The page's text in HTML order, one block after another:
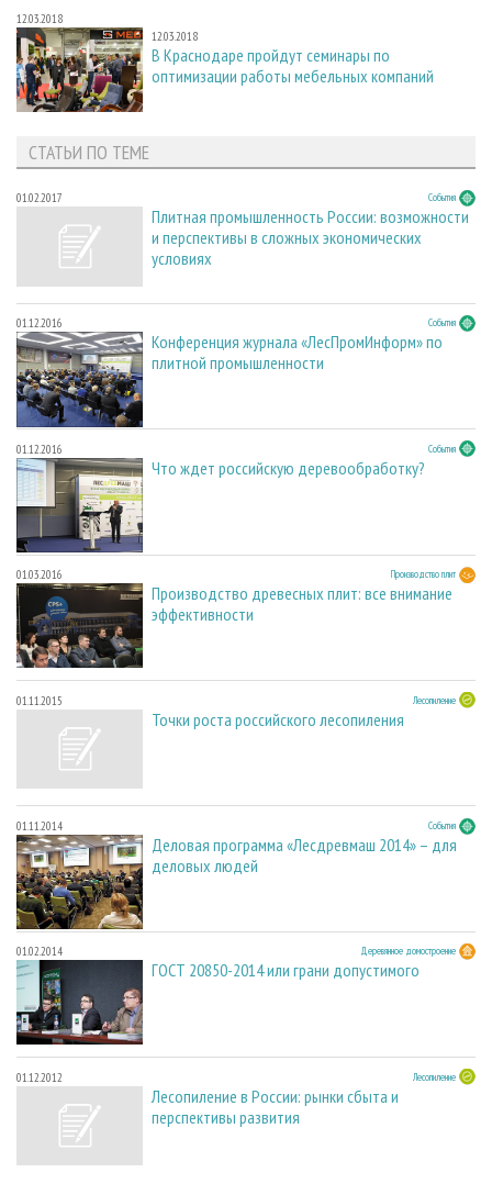
12.03.2018
12.03.2018
В Краснодаре пройдут семинары по
оптимизации работы мебельных компаний
СТАТЬИ ПО ТЕМЕ
01.02.2017 События
Плитная промышленность России: возможности
и перспективы в сложных экономических
условиях
01.12.2016 События
Конференция журнала «ЛесПромИнформ» по
плитной промышленности
01.12.2016 События
Что ждет российскую деревообработку?
01.03.2016 Производство плит
Производство древесных плит: все внимание
эффективности
01.11.2015 Лесопиление
Точки роста российского лесопиления
01.11.2014 События
Деловая программа «Лесдревмаш 2014» – для
деловых людей
01.02.2014 Деревянное домостроение
ГОСТ 20850-2014 или грани допустимого
01.12.2012 Лесопиление
Лесопиление в России: рынки сбыта и
перспективы развития